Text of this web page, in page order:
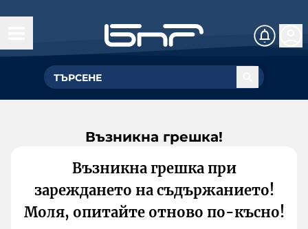
Възникна грешка!
Възникна грешка при
зареждането на съдържанието!
Моля, опитайте отново по-късно!